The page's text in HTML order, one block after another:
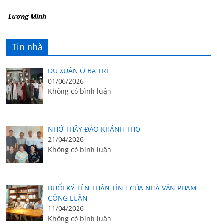
Lương Minh
Tin nhà
DU XUÂN Ở BA TRI
01/06/2026
Không có bình luận
NHỚ THẦY ĐÀO KHÁNH THỌ
21/04/2026
Không có bình luận
BUỔI KÝ TÊN THÂN TÌNH CỦA NHÀ VĂN PHẠM
CÔNG LUẬN
11/04/2026
Không có bình luận